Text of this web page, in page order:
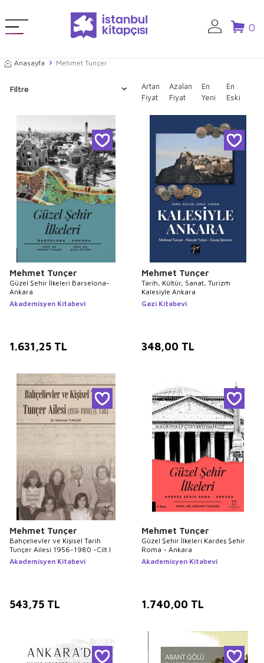
0
Anasayfa Mehmet Tunçer
Filtre
Artan
Fiyat
Azalan
Fiyat
En
Yeni
En
Eski
Mehmet Tunçer
Güzel Şehir İlkeleri Barselona-
Ankara
Akademisyen Kitabevi
1.631,25 TL
Mehmet Tunçer
Tarih, Kültür, Sanat, Turizm
Kalesiyle Ankara
Gazi Kitabevi
348,00 TL
Mehmet Tunçer
Bahçelievler ve Kişisel Tarih
Tunçer Ailesi 1956-1980 -Cilt I
Akademisyen Kitabevi
543,75 TL
Mehmet Tunçer
Güzel Şehir İlkeleri Kardeş Şehir
Roma - Ankara
Akademisyen Kitabevi
1.740,00 TL